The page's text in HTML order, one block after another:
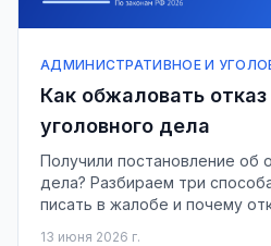
АДМИНИСТРАТИВНОЕ И
Как обжаловать
уголовного дела
Получили постановление об
дела? Разбираем три
писать в жалобе и почему
13 июня 2026 г.